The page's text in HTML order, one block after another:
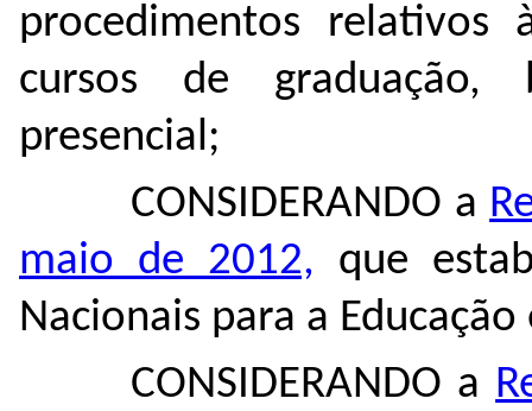
procedimentos relativos
cursos de graduação,
presencial;
CONSIDERANDO a
maio de 2012, que
Nacionais para a
CONSIDERANDO a